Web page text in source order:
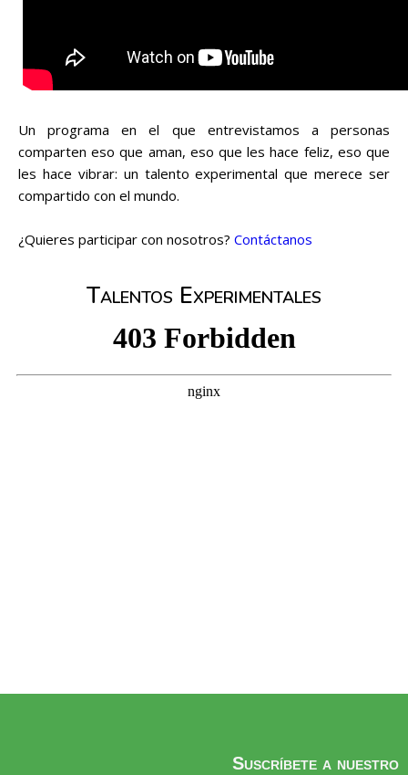
Un programa en el que entrevistamos a personas
comparten eso que aman, eso que les hace feliz, eso que
les hace vibrar: un talento experimental que merece ser
compartido con el mundo.
¿Quieres participar con nosotros? Contáctanos
Talentos Experimentales
Suscríbete a nuestro